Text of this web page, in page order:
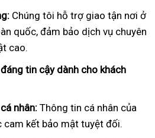
Chúng tôi hỗ trợ giao tận nơi ở
quốc, đảm bảo dịch vụ chuyên
cao.
tin cậy dành cho khách
nhân: Thông tin cá nhân của
cam kết bảo mật tuyệt đối.